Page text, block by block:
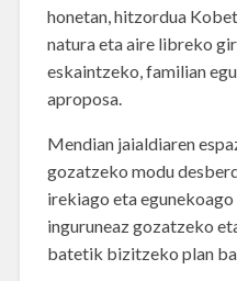
honetan, hitzordua
natura eta aire libreko
eskaintzeko, familian
aproposa.
Mendian jaialdiaren
gozatzeko modu
irekiago eta
inguruneaz gozatzeko
batetik bizitzeko plan